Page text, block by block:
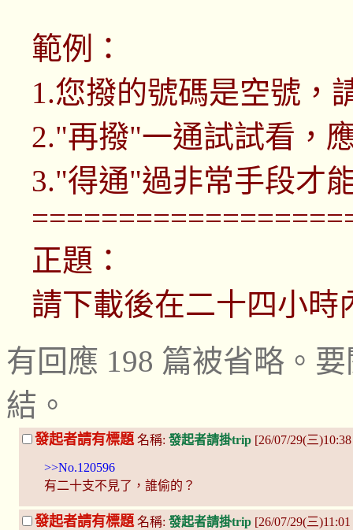
範例：
1.您撥的號碼是空號，
2."再撥"一通試試看，
3."得通"過非常手段才
正題：
請下載後在二十四小時
有回應 198 篇被省略。
結。
發起者請有標題 名稱: 發起者請掛trip [26/07/29(三
>>No.120596
有二十支不見了，誰偷的？
發起者請有標題 名稱: 發起者請掛trip [26/07/29(三